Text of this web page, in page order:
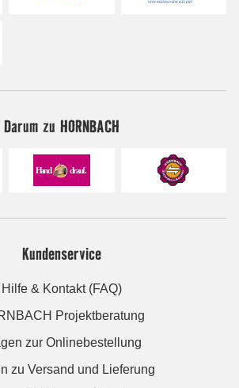
Darum zu HORNBACH
Kundenservice
Hilfe & Kontakt (FAQ)
Projektberatung
zur Onlinebestellung
zu Versand und Lieferung